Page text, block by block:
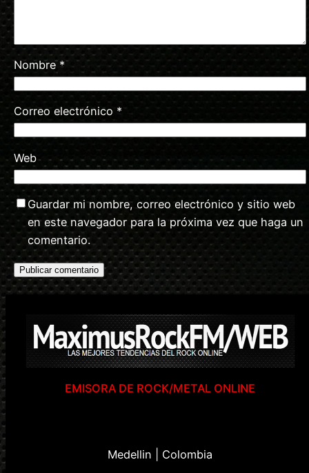
Nombre*
Correo electrónico *
Web
Guardar mi nombre, correo electrónico y sitio web
en este navegador para la próxima vez que haga un
comentario.
EMISORA DE ROCK/METAL ONLINE
Medellin | Colombia